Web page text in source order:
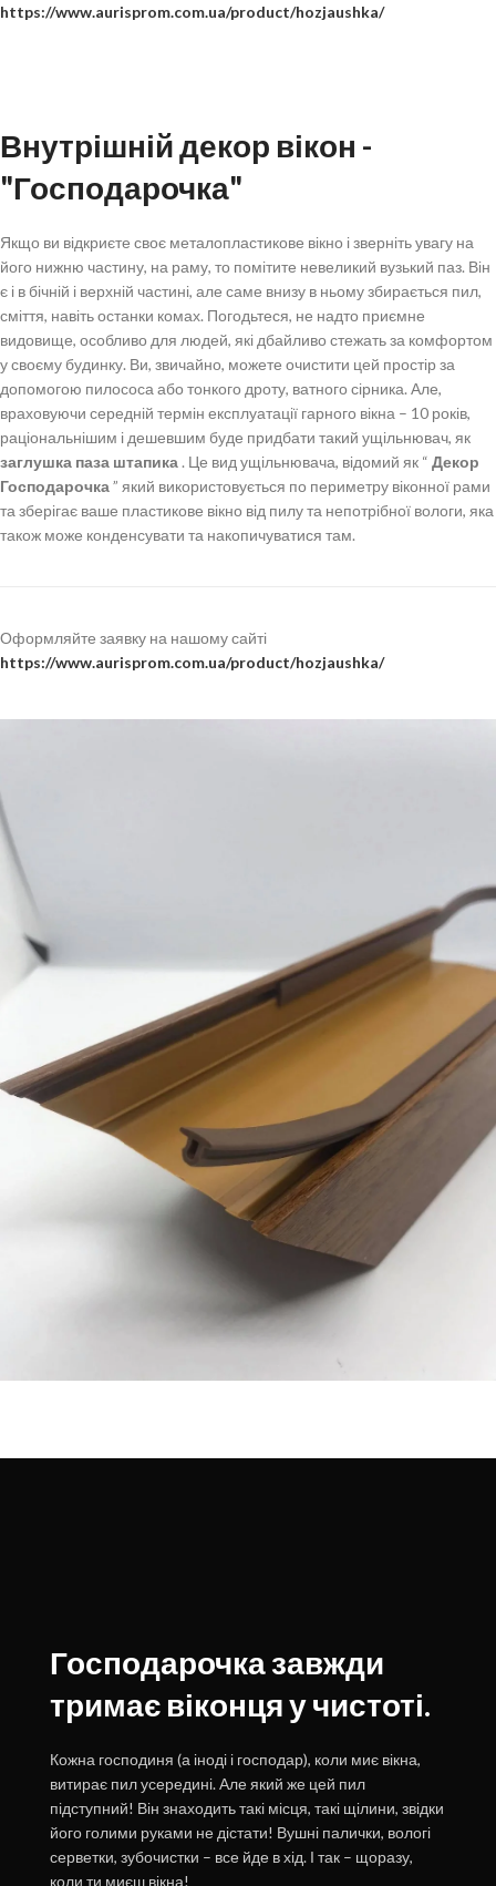
https://www.aurisprom.com.ua/product/hozjaushka/
Внутрішній декор вікон -
"Господарочка"
Якщо ви відкриєте своє металопластикове вікно і зверніть увагу на
його нижню частину, на раму, то помітите невеликий вузький паз. Він
є і в бічній і верхній частині, але саме внизу в ньому збирається пил,
сміття, навіть останки комах. Погодьтеся, не надто приємне
видовище, особливо для людей, які дбайливо стежать за комфортом
у своєму будинку. Ви, звичайно, можете очистити цей простір за
допомогою пилососа або тонкого дроту, ватного сірника. Але,
враховуючи середній термін експлуатації гарного вікна – 10 років,
раціональнішим і дешевшим буде придбати такий ущільнювач, як
заглушка паза штапика . Це вид ущільнювача, відомий як “ Декор
Господарочка” який використовується по периметру віконної рами
та зберігає ваше пластикове вікно від пилу та непотрібної вологи, яка
також може конденсувати та накопичуватися там.
Оформляйте заявку на нашому сайті
https://www.aurisprom.com.ua/product/hozjaushka/
Господарочка завжди
тримає віконця у чистоті.
Кожна господиня (а іноді і господар), коли миє вікна,
витирає пил усередині. Але який же цей пил
підступний! Він знаходить такі місця, такі щілини, звідки
його голими руками не дістати! Вушні палички, вологі
серветки, зубочистки – все йде в хід. І так – щоразу,
коли ти миєш вікна!